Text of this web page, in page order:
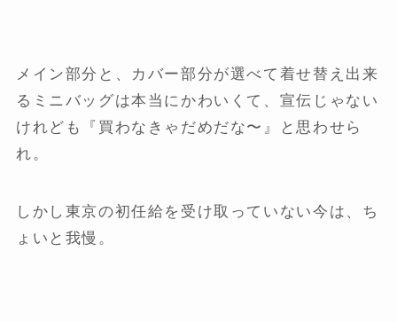
メイン部分と、カバー部分が選べて着せ替え出来
るミニバッグは本当にかわいくて、宣伝じゃない
けれども『買わなきゃだめだな〜』と思わせら
れ。
しかし東京の初任給を受け取っていない今は、ち
ょいと我慢。